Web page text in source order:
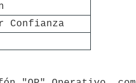
Confianza